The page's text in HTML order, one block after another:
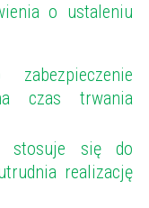
o ustaleniu
czas trwania
stosuje się do
realizację